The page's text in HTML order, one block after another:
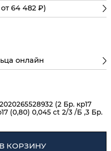
64 482 ₽)
онлайн
(2 Бр. кр17
(0,80) 0,045 ct 2/3 /Б ,3 Бр.
КОРЗИНУ